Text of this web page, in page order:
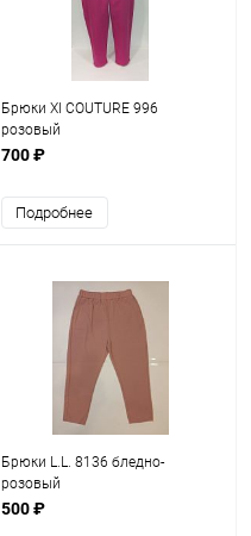
Брюки XI COUTURE 996
розовый
700 ₽
Подробнее
Брюки L.L. 8136 бледно-
розовый
500 ₽